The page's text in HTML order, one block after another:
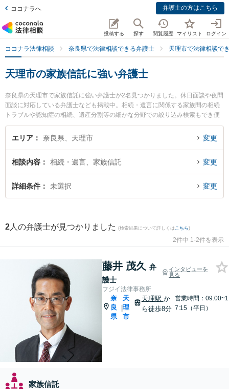
ココナラへ 弁護士の方はこちら
投稿する 探す 閲覧履歴 マイリスト ログイン
ココナラ法律相談 奈良県で法律相談できる弁護士 天理市で法律相談で
天理市の家族信託に強い弁護士
奈良県の天理市で家族信託に強い弁護士が2名見つかりました。休日面談や夜間
面談に対応している弁護士なども掲載中。相続・遺言に関係する家族間の相続
トラブルや認知症の相続、遺産分割等の細かな分野での絞り込み検索もでき便
利です。特にフジイ法律事務所の藤井 茂久弁護士やフジイ法律事務所の加見 旬
嗣弁護士のプロフィール情報や弁護士費用、強みなどが注目されています。
『初回相談無料で家族信託を法律相談できる天理市内の弁護士に相談予約した
い』などでお困りの相談者さんにおすすめです。
エリア 奈良県、天理市 変更
相談内容 相続・遺言、家族信託 変更
詳細条件 未選択 変更
2 人の弁護士が見つかりました (検索結果について詳しくは こちら)
2件中 1-2件を表示
藤井 茂久 弁
護士
インタビューを
見る
フジイ法律事務所
奈
良
県
|
天
理
市
天理駅 か
ら徒歩8分
営業時間：09:00~1
7:15（平日）
家族信託